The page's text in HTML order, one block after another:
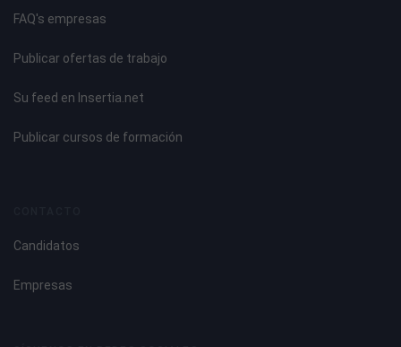
FAQ's empresas
Publicar ofertas de trabajo
Su feed en Insertia.net
Publicar cursos de formación
Candidatos
Empresas